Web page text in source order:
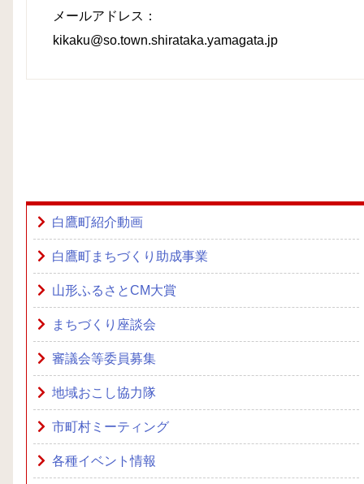
メールアドレス：
kikaku@so.town.shirataka.yamagata.jp
白鷹町紹介動画
白鷹町まちづくり助成事業
山形ふるさとCM大賞
まちづくり座談会
審議会等委員募集
地域おこし協力隊
市町村ミーティング
各種イベント情報